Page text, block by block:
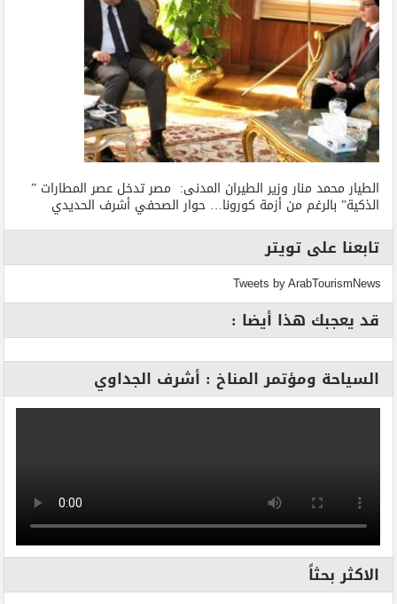
الطيار محمد منار وزير الطيران المدنى: مصر تدخل عصر المطارات ”
الذكية” بالرغم من أزمة كورونا… حوار الصحفي أشرف الحديدي
تابعنا على تويتر
Tweets by ArabTourismNews
قد يعجبك هذا أيضا :
السياحة ومؤتمر المناخ : أشرف الجداوي
الاكثر بحثاً